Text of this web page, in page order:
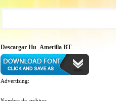
Descargar Hu_Amerilla BT
Advertising: